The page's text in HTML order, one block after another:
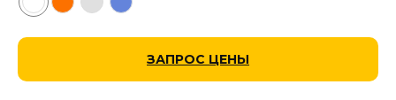
ЗАПРОС ЦЕНЫ